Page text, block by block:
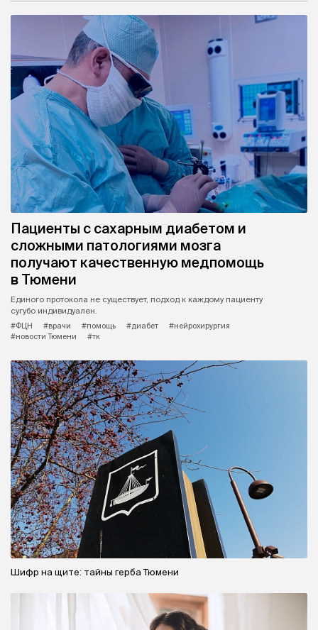
Пациенты с сахарным диабетом и
сложными патологиями мозга
получают качественную медпомощь
в Тюмени
Единого протокола не существует, подход к каждому пациенту
сугубо индивидуален.
#ФЦН
#врачи #помощь #диабет
#нейрохирургия
#новости Тюмени
#тк
Шифр на щите: тайны герба Тюмени